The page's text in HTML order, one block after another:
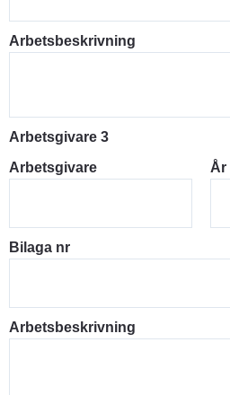
Arbetsbeskrivning
Arbetsgivare 3
Arbetsgivare
År
Bilaga nr
Arbetsbeskrivning